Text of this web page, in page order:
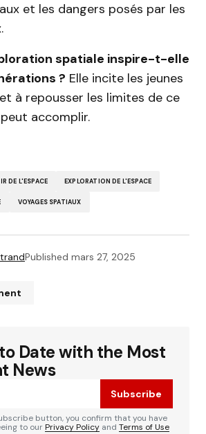
et les dangers posés par les
spatiale inspire-t-elle
? Elle incite les jeunes
et à repousser les limites de ce
accomplir.
DE L'ESPACE EXPLORATION DE L'ESPACE
VOYAGES SPATIAUX
Published mars 27, 2025
e-mail ne sera pas publiée. Les
sont indiqués avec
Date with the Most
News
Subscribe
button, you confirm that you have
to ourPrivacy Policy and Terms of Use